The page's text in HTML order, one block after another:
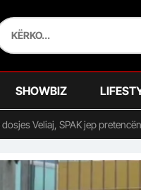
SHOWBIZ
Veliaj, SPAK jep pretencën